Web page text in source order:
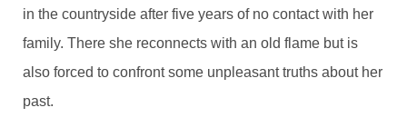
in the countryside after five years of no contact with her
family. There she reconnects with an old flame but is
also forced to confront some unpleasant truths about her
past.